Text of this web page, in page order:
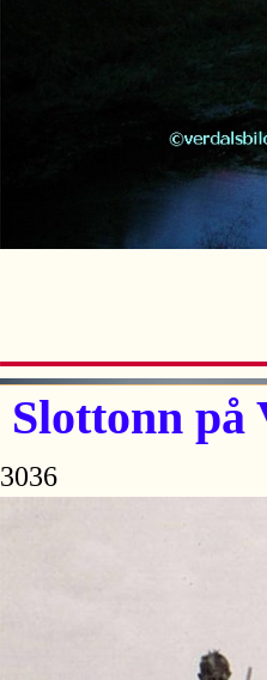
Slottonn på
3036